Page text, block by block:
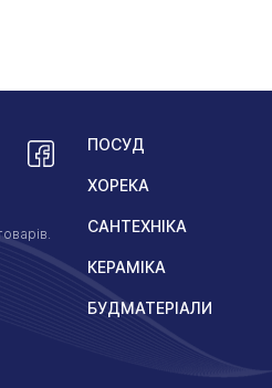
ПОСУД
ХОРЕКА
САНТЕХНІКА
КЕРАМІКА
БУДМАТЕРІАЛИ